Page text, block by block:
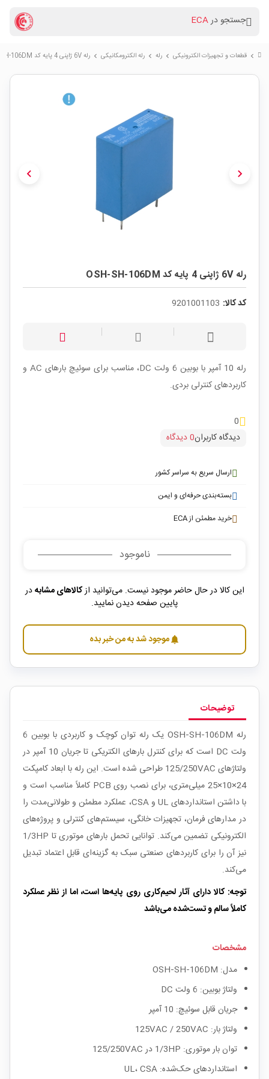
جستجو درECA
chevron_right قطعات و تجهیزات الکترونیکی chevron_right رله chevron_right رله الکترومکانیکی chevron_right رله 6V ژاپنی 4 پایه کد OSH-SH-106DM
chevron_left chevron_right
رله 6V ژاپنی 4 پایه کد OSH-SH-106DM
کد کالا: 9201001103
رله 10 آمپر با بوبین 6 ولت DC، مناسب برای سوئیچ بارهای AC و
کاربردهای کنترلی بردی.
0
دیدگاه کاربران0 دیدگاه
ارسال سریع به سراسر کشور
بسته‌بندی حرفه‌ای و ایمن
خرید مطمئن از ECA
ناموجود
این کالا در حال حاضر موجود نیست. می‌توانید ازکالاهای مشابهدر
پایین صفحه دیدن نمایید.
notificationsموجود شد به من خبر بده
توضیحات
رله OSH‑SH‑106DM یک رله توان کوچک و کاربردی با بوبین 6
ولت DC است که برای کنترل بارهای الکتریکی تا جریان 10 آمپر در
ولتاژهای 125/250VAC طراحی شده است. این رله با ابعاد کامپکت
24×10×25 میلی‌متری، برای نصب روی PCB کاملاً مناسب است و
با داشتن استانداردهای UL و CSA، عملکرد مطمئن و طولانی‌مدت را
در مدارهای فرمان، تجهیزات خانگی، سیستم‌های کنترلی و پروژه‌های
الکترونیکی تضمین می‌کند. توانایی تحمل بارهای موتوری تا 1/3HP
نیز آن را برای کاربردهای صنعتی سبک به گزینه‌ای قابل اعتماد تبدیل
می‌کند.
توجه: کالا دارای آثار لحیم‌کاری روی پایه‌ها است، اما از نظر عملکرد
کاملاً سالم و تست‌شده می‌باشد
مشخصات
مدل: OSH‑SH‑106DM
ولتاژ بوبین: 6 ولت DC
جریان قابل سوئیچ: 10 آمپر
ولتاژ بار: 125VAC / 250VAC
توان بار موتوری: 1/3HP در 125/250VAC
استانداردهای حک‌شده: UL، CSA